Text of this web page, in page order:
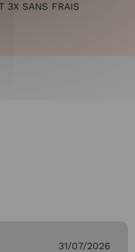
3X SANS FRAIS
31/07/2026